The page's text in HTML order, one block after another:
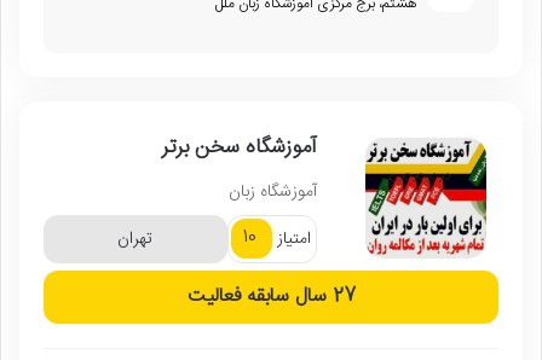
آموزشگاه سخن برتر
آموزشگاه زبان
امتیاز
10 تهران
27 سال سابقه فعالیت